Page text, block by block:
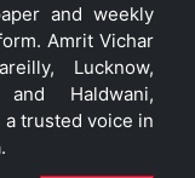
and weekly
Amrit Vichar
Lucknow,
and Haldwani,
trusted voice in